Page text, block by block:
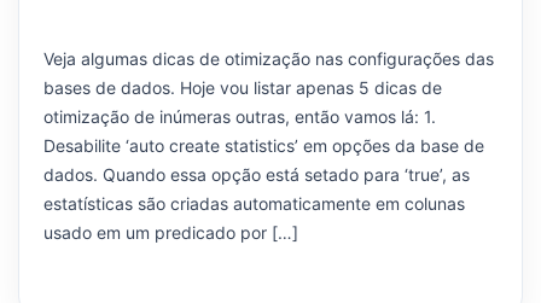
Veja algumas dicas de otimização nas configurações das
bases de dados. Hoje vou listar apenas 5 dicas de
otimização de inúmeras outras, então vamos lá: 1.
Desabilite ‘auto create statistics’ em opções da base de
dados. Quando essa opção está setado para ‘true’, as
estatísticas são criadas automaticamente em colunas
usado em um predicado por […]